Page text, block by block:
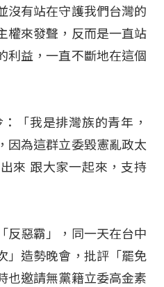
沒有站在守護我們台灣的
權來發聲，反而是一直站
利益，一直不斷地在這個
「我是排灣族的青年，
因為這群立委毀憲亂政太
來 跟大家一起來，支持
反惡霸」，同一天在台中
」造勢晚會，批評「罷免
也邀請無黨籍立委高金素